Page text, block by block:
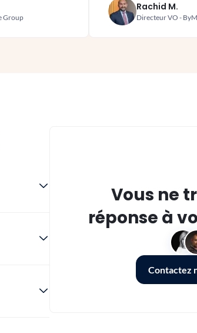
Group
Rachid M.
Directeur VO -
Vous ne
réponse à
Contactez